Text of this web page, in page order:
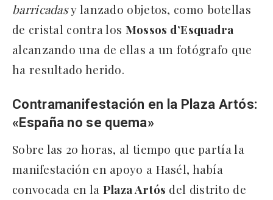
barricadasy lanzado objetos, como botellas
de cristal contra los Mossos d’Esquadra
alcanzando una de ellas a un fotógrafo que
ha resultado herido.
Contramanifestación en la Plaza Artós:
«España no se quema»
Sobre las 20 horas, al tiempo que partía la
manifestación en apoyo a Hasél, había
convocada en la Plaza Artós del distrito de